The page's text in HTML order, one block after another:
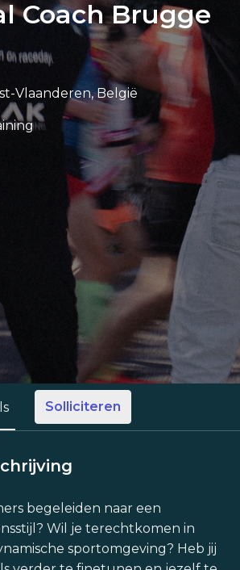
Coach Brugge
Vlaanderen, België
Solliciteren
begeleiden naar een
Wil je terechtkomen in
sportomgeving? Heb jij